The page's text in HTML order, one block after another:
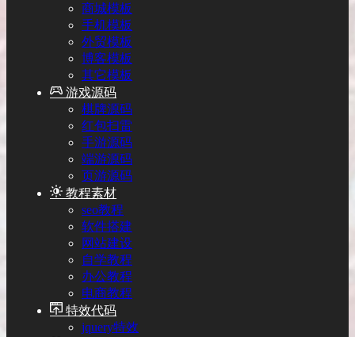
商城模板
手机模板
外贸模板
博客模板
其它模板
游戏源码
棋牌源码
红包扫雷
手游源码
端游源码
页游源码
教程素材
seo教程
软件搭建
网站建设
自学教程
办公教程
电商教程
特效代码
jquery特效